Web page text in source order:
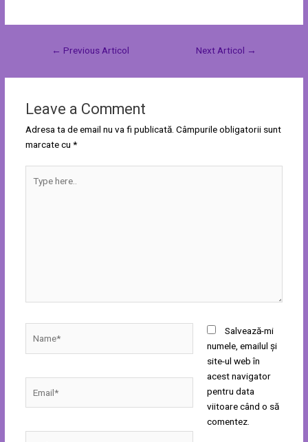
← Previous Articol Next Articol →
Leave a Comment
Adresa ta de email nu va fi publicată. Câmpurile obligatorii sunt
marcate cu *
here..
Salvează-mi
numele, emailul și
site-ul web în
acest navigator
pentru data
viitoare când o să
comentez.